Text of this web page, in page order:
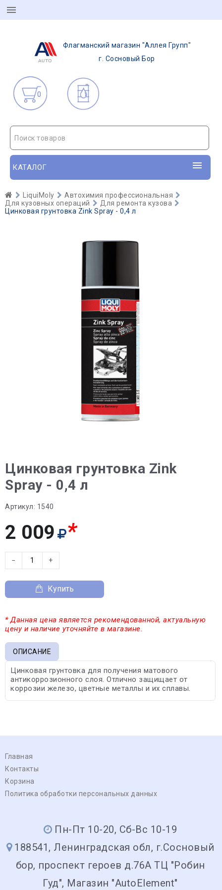
Флагманский магазин "Аллея Групп"
г. Сосновый Бор
0
Поиск товаров
КАТАЛОГ
LiquiMoly
Автохимия профессиональная
Для кузовных операций
Для ремонта кузова
Цинковая грунтовка Zink Spray - 0,4 л
Цинковая грунтовка Zink
Spray - 0,4 л
Артикул: 1540
2 009 *
− +
Купить
* Данная цена является рекомендованной, актуальную
цену и наличие уточняйте в магазине.
ОПИСАНИЕ
Цинковая грунтовка для получения матового
антикоррозионного слоя. Отлично защищает от
коррозии железо, цветные металлы и их сплавы.
Главная
Контакты
Корзина
Политика обработки персональных данных
Пн-Пт 10-20, Сб-Вс 10-19
188541, Ленинградская обл, г.Сосновый
бор, проспект героев д.76А ТЦ "Робин
Гуд", Магазин "AutoElement"